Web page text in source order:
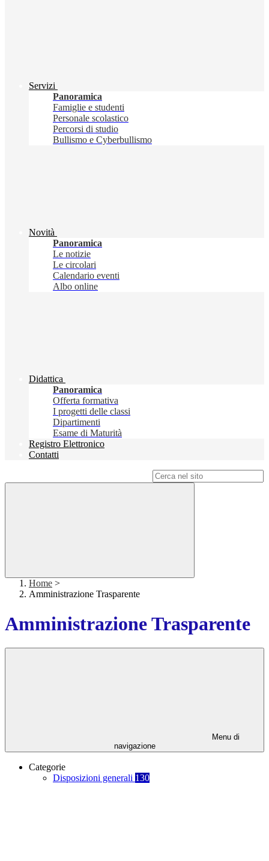
Servizi
Panoramica
Famiglie e studenti
Personale scolastico
Percorsi di studio
Bullismo e Cyberbullismo
Novità
Panoramica
Le notizie
Le circolari
Calendario eventi
Albo online
Didattica
Panoramica
Offerta formativa
I progetti delle classi
Dipartimenti
Esame di Maturità
Registro Elettronico
Contatti
Home >
Amministrazione Trasparente
Amministrazione Trasparente
Menu di
navigazione
Categorie
Disposizioni generali 130